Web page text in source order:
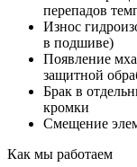
перепадов
Износ
в подшиве)
Появление
защитной
Брак в
кромки
Смещение
Как мы работаем